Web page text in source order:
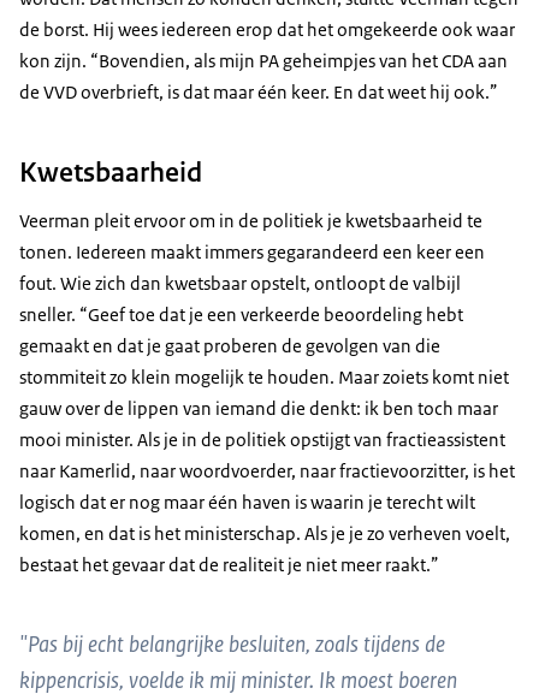
de borst. Hij wees iedereen erop dat het omgekeerde ook waar
kon zijn. “Bovendien, als mijn PA geheimpjes van het CDA aan
de VVD overbrieft, is dat maar één keer. En dat weet hij ook.”
Kwetsbaarheid
Veerman pleit ervoor om in de politiek je kwetsbaarheid te
tonen. Iedereen maakt immers gegarandeerd een keer een
fout. Wie zich dan kwetsbaar opstelt, ontloopt de valbijl
sneller. “Geef toe dat je een verkeerde beoordeling hebt
gemaakt en dat je gaat proberen de gevolgen van die
stommiteit zo klein mogelijk te houden. Maar zoiets komt niet
gauw over de lippen van iemand die denkt: ik ben toch maar
mooi minister. Als je in de politiek opstijgt van fractieassistent
naar Kamerlid, naar woordvoerder, naar fractievoorzitter, is het
logisch dat er nog maar één haven is waarin je terecht wilt
komen, en dat is het ministerschap. Als je je zo verheven voelt,
bestaat het gevaar dat de realiteit je niet meer raakt.”
"Pas bij echt belangrijke besluiten, zoals tijdens de
kippencrisis, voelde ik mij minister. Ik moest boeren